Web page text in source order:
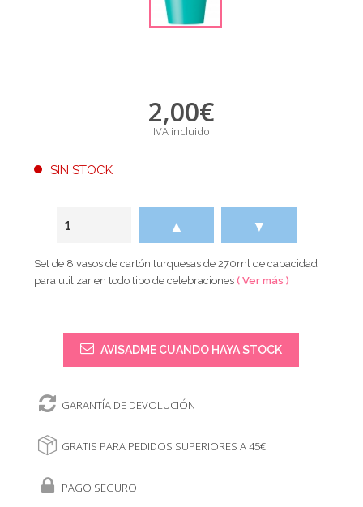
2,00€
IVA incluido
SIN STOCK
▲ ▼
Set de 8 vasos de cartón turquesas de 270ml de capacidad
para utilizar en todo tipo de celebraciones( Ver más )
AVISADME CUANDO HAYA STOCK
GARANTÍA DE DEVOLUCIÓN
GRATIS PARA PEDIDOS SUPERIORES A 45€
PAGO SEGURO